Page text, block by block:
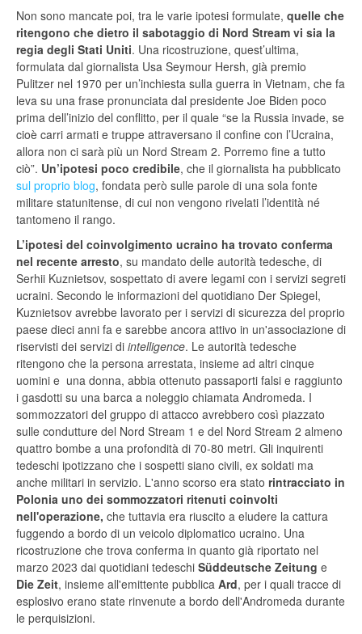
Non sono mancate poi, tra le varie ipotesi formulate, quelle che
ritengono che dietro il sabotaggio di Nord Stream vi sia la
regia degli Stati Uniti. Una ricostruzione, quest’ultima,
formulata dal giornalista Usa Seymour Hersh, già premio
Pulitzer nel 1970 per un’inchiesta sulla guerra in Vietnam, che fa
leva su una frase pronunciata dal presidente Joe Biden poco
prima dell’inizio del conflitto, per il quale “se la Russia invade, se
cioè carri armati e truppe attraversano il confine con l’Ucraina,
allora non ci sarà più un Nord Stream 2. Porremo fine a tutto
ciò”. Un’ipotesi poco credibile, che il giornalista ha pubblicato
sul proprio blog, fondata però sulle parole di una sola fonte
militare statunitense, di cui non vengono rivelati l’identità né
tantomeno il rango.
L’ipotesi del coinvolgimento ucraino ha trovato conferma
nel recente arresto, su mandato delle autorità tedesche, di
Serhii Kuznietsov, sospettato di avere legami con i servizi segreti
ucraini. Secondo le informazioni del quotidiano Der Spiegel,
Kuznietsov avrebbe lavorato per i servizi di sicurezza del proprio
paese dieci anni fa e sarebbe ancora attivo in un'associazione di
riservisti dei servizi di intelligence. Le autorità tedesche
ritengono che la persona arrestata, insieme ad altri cinque
uomini e una donna, abbia ottenuto passaporti falsi e raggiunto
i gasdotti su una barca a noleggio chiamata Andromeda. I
sommozzatori del gruppo di attacco avrebbero così piazzato
sulle condutture del Nord Stream 1 e del Nord Stream 2 almeno
quattro bombe a una profondità di 70-80 metri. Gli inquirenti
tedeschi ipotizzano che i sospetti siano civili, ex soldati ma
anche militari in servizio. L'anno scorso era stato rintracciato in
Polonia uno dei sommozzatori ritenuti coinvolti
nell'operazione, che tuttavia era riuscito a eludere la cattura
fuggendo a bordo di un veicolo diplomatico ucraino. Una
ricostruzione che trova conferma in quanto già riportato nel
marzo 2023 dai quotidiani tedeschi Süddeutsche Zeitung e
Die Zeit, insieme all'emittente pubblica Ard, per i quali tracce di
esplosivo erano state rinvenute a bordo dell'Andromeda durante
le perquisizioni.